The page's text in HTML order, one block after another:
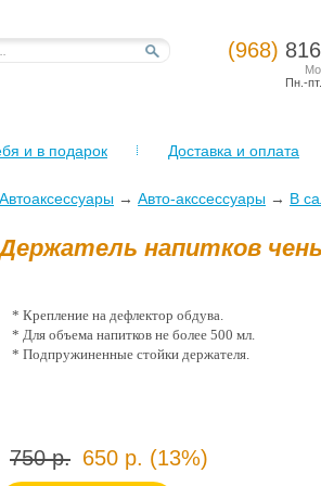
(968)
Пн.-
и в подарок Доставка и оплата
Автоаксессуары → Авто-акссессуары → В
Держатель напитков
* Крепление на дефлектор обдува.
* Для объема напитков не более 500 мл.
* Подпружиненные стойки держателя.
750 р. 650 р. (13%)